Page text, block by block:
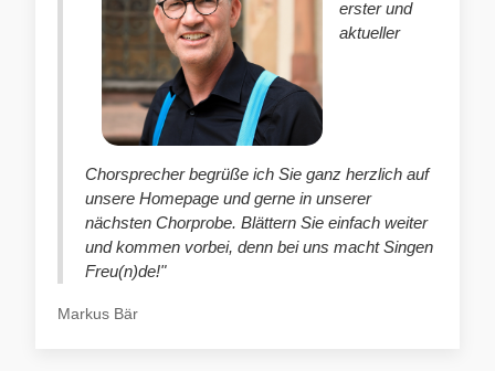
erster und
aktueller
Chorsprecher begrüße ich Sie ganz herzlich auf
unsere Homepage und gerne in unserer
nächsten Chorprobe. Blättern Sie einfach weiter
und kommen vorbei, denn bei uns macht Singen
Freu(n)de!"
Markus Bär